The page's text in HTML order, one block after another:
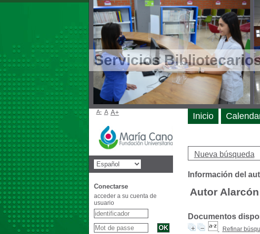
Servicios
Nueva búsqueda
Información del
Autor
Documentos
Refinar
Inicio
A- A A+
Conectarse
acceder a su cuenta de
usuario